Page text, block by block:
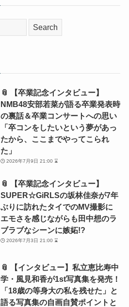
📎 【卒業記念インタビュー】
NMB48安部若菜が語る卒業発表時
の裏話＆卒業コンサートへの思い
「卒コンをしたいという夢があっ
たから、ここまでやってこられ
た」
2026年7月9日 21:00 ⌛
📎 【卒業記念インタビュー】
SUPER☆GiRLSの坂林佳奈が7年
ぶりに訪れたタイでのMV撮影に
エモさを感じながらも田中想のラ
ブラブなシーンに嫉妬!?
2026年7月3日 21:00 ⌛
📎 【インタビュー】私立恵比寿中
学・風見和香が1st写真集を発売！
「18歳の等身大の私を残せた」と
語る写真集の自画自賛ポイントと